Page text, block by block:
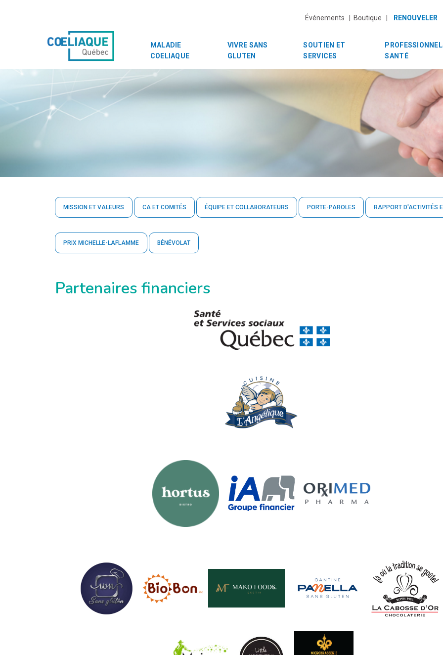
Événements |Boutique | RENOUVELER
MALADIE
COELIAQUE
VIVRE SANS
GLUTEN
SOUTIEN ET
SERVICES
SANTÉ
MISSION ET VALEURS CA ET COMITÉS ÉQUIPE ET COLLABORATEURS PORTE-PAROLES RAPPORT D'ACTIVITÉS
PRIX MICHELLE-LAFLAMME BÉNÉVOLAT
Partenaires financiers